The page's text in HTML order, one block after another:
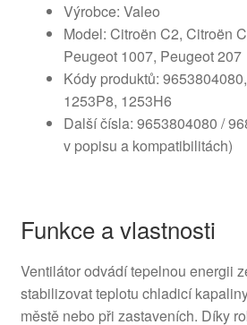
Výrobce: Valeo
Model: Citroën C2, Citroën
Peugeot 1007, Peugeot 207
Kódy produktů:
1253P8, 1253H6
Další čísla: 9653804080 /
v popisu a kompatibilitách)
Funkce a vlastnosti
Ventilátor odvádí tepelnou energii
stabilizovat teplotu chladicí
městě nebo při zastaveních. Díky